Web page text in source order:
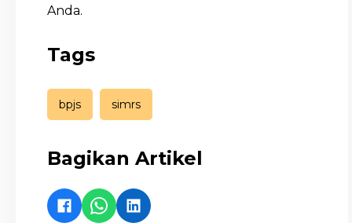
Anda.
Tags
bpjs simrs
Bagikan Artikel